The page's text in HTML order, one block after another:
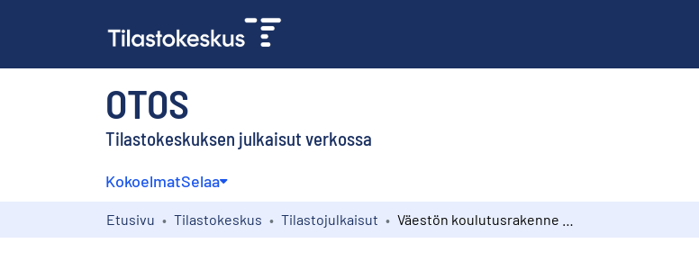
OTOS
Tilastokeskuksen julkaisut verkossa
KokoelmatSelaa
Etusivu Tilastokeskus Tilastojulkaisut